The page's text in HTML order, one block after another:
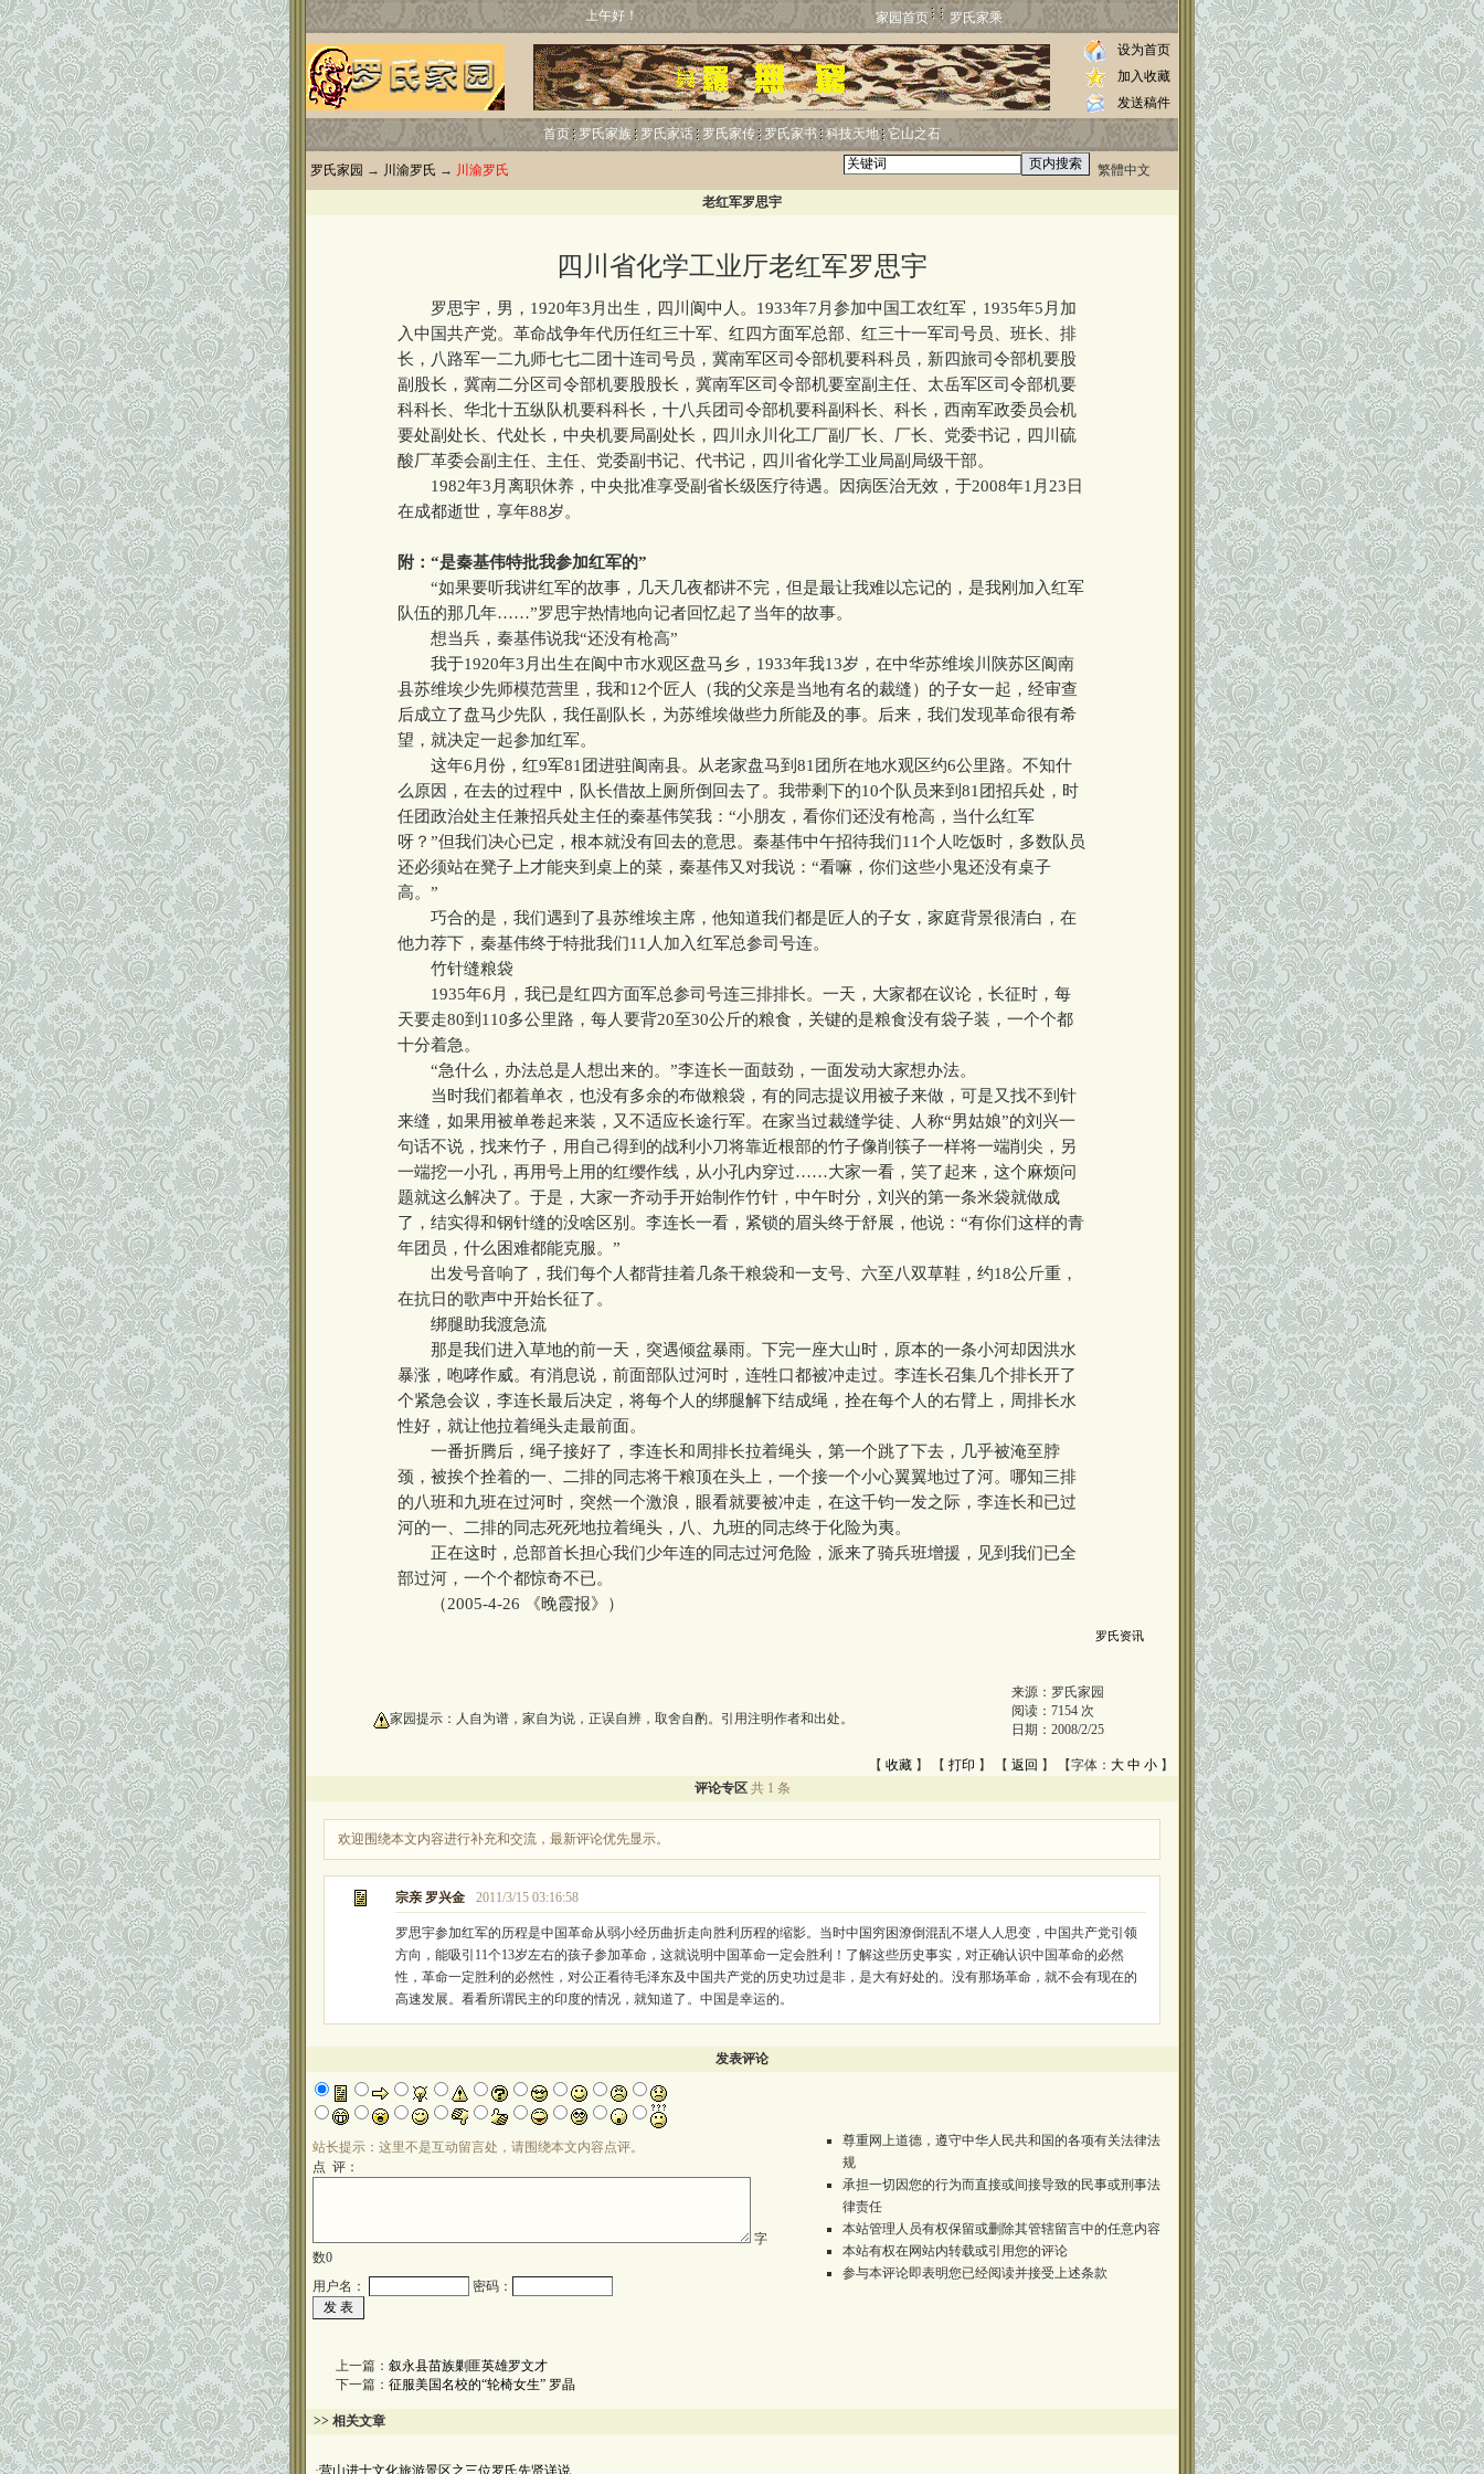
上午好！ 家园首页 罗氏家乘
设为首页
加入收藏
发送稿件
首页 罗氏家族 罗氏家话 罗氏家传 罗氏家书 科技天地 它山之石
罗氏家园 → 川渝罗氏 → 川渝罗氏 繁體中文
老红军罗思宇
四川省化学工业厅老红军罗思宇
罗思宇，男，1920年3月出生，四川阆中人。1933年7月参加中国工农红军，1935年5月加
入中国共产党。革命战争年代历任红三十军、红四方面军总部、红三十一军司号员、班长、排
长，八路军一二九师七七二团十连司号员，冀南军区司令部机要科科员，新四旅司令部机要股
副股长，冀南二分区司令部机要股股长，冀南军区司令部机要室副主任、太岳军区司令部机要
科科长、华北十五纵队机要科科长，十八兵团司令部机要科副科长、科长，西南军政委员会机
要处副处长、代处长，中央机要局副处长，四川永川化工厂副厂长、厂长、党委书记，四川硫
酸厂革委会副主任、主任、党委副书记、代书记，四川省化学工业局副局级干部。
1982年3月离职休养，中央批准享受副省长级医疗待遇。因病医治无效，于2008年1月23日
在成都逝世，享年88岁。
附：“是秦基伟特批我参加红军的”
“如果要听我讲红军的故事，几天几夜都讲不完，但是最让我难以忘记的，是我刚加入红军
队伍的那几年……”罗思宇热情地向记者回忆起了当年的故事。
想当兵，秦基伟说我“还没有枪高”
我于1920年3月出生在阆中市水观区盘马乡，1933年我13岁，在中华苏维埃川陕苏区阆南
县苏维埃少先师模范营里，我和12个匠人（我的父亲是当地有名的裁缝）的子女一起，经审查
后成立了盘马少先队，我任副队长，为苏维埃做些力所能及的事。后来，我们发现革命很有希
望，就决定一起参加红军。
这年6月份，红9军81团进驻阆南县。从老家盘马到81团所在地水观区约6公里路。不知什
么原因，在去的过程中，队长借故上厕所倒回去了。我带剩下的10个队员来到81团招兵处，时
任团政治处主任兼招兵处主任的秦基伟笑我：“小朋友，看你们还没有枪高，当什么红军
呀？”但我们决心已定，根本就没有回去的意思。秦基伟中午招待我们11个人吃饭时，多数队员
还必须站在凳子上才能夹到桌上的菜，秦基伟又对我说：“看嘛，你们这些小鬼还没有桌子
高。”
巧合的是，我们遇到了县苏维埃主席，他知道我们都是匠人的子女，家庭背景很清白，在
他力荐下，秦基伟终于特批我们11人加入红军总参司号连。
竹针缝粮袋
1935年6月，我已是红四方面军总参司号连三排排长。一天，大家都在议论，长征时，每
天要走80到110多公里路，每人要背20至30公斤的粮食，关键的是粮食没有袋子装，一个个都
十分着急。
“急什么，办法总是人想出来的。”李连长一面鼓劲，一面发动大家想办法。
当时我们都着单衣，也没有多余的布做粮袋，有的同志提议用被子来做，可是又找不到针
来缝，如果用被单卷起来装，又不适应长途行军。在家当过裁缝学徒、人称“男姑娘”的刘兴一
句话不说，找来竹子，用自己得到的战利小刀将靠近根部的竹子像削筷子一样将一端削尖，另
一端挖一小孔，再用号上用的红缨作线，从小孔内穿过……大家一看，笑了起来，这个麻烦问
题就这么解决了。于是，大家一齐动手开始制作竹针，中午时分，刘兴的第一条米袋就做成
了，结实得和钢针缝的没啥区别。李连长一看，紧锁的眉头终于舒展，他说：“有你们这样的青
年团员，什么困难都能克服。”
出发号音响了，我们每个人都背挂着几条干粮袋和一支号、六至八双草鞋，约18公斤重，
在抗日的歌声中开始长征了。
绑腿助我渡急流
那是我们进入草地的前一天，突遇倾盆暴雨。下完一座大山时，原本的一条小河却因洪水
暴涨，咆哮作威。有消息说，前面部队过河时，连牲口都被冲走过。李连长召集几个排长开了
个紧急会议，李连长最后决定，将每个人的绑腿解下结成绳，拴在每个人的右臂上，周排长水
性好，就让他拉着绳头走最前面。
一番折腾后，绳子接好了，李连长和周排长拉着绳头，第一个跳了下去，几乎被淹至脖
颈，被挨个拴着的一、二排的同志将干粮顶在头上，一个接一个小心翼翼地过了河。哪知三排
的八班和九班在过河时，突然一个激浪，眼看就要被冲走，在这千钧一发之际，李连长和已过
河的一、二排的同志死死地拉着绳头，八、九班的同志终于化险为夷。
正在这时，总部首长担心我们少年连的同志过河危险，派来了骑兵班增援，见到我们已全
部过河，一个个都惊奇不已。
（2005-4-26 《晚霞报》）
罗氏资讯
家园提示：人自为谱，家自为说，正误自辨，取舍自酌。引用注明作者和出处。
来源： 罗氏家园
阅读： 7154 次
日期： 2008/2/25
【 收藏 】 【 打印 】 【 返回 】 【字体： 大 中 小 】
评论专区 共 1 条
欢迎围绕本文内容进行补充和交流，最新评论优先显示。
宗亲 罗兴金 2011/3/15 03:16:58
罗思宇参加红军的历程是中国革命从弱小经历曲折走向胜利历程的缩影。当时中国穷困潦倒混乱不堪人人思变，中国共产党引领
方向，能吸引11个13岁左右的孩子参加革命，这就说明中国革命一定会胜利！了解这些历史事实，对正确认识中国革命的必然
性，革命一定胜利的必然性，对公正看待毛泽东及中国共产党的历史功过是非，是大有好处的。没有那场革命，就不会有现在的
高速发展。看看所谓民主的印度的情况，就知道了。中国是幸运的。
发表评论
站长提示：这里不是互动留言处，请围绕本文内容点评。
点 评：
字
数0
用户名：
密码：
尊重网上道德，遵守中华人民共和国的各项有关法律法
规
承担一切因您的行为而直接或间接导致的民事或刑事法
律责任
本站管理人员有权保留或删除其管辖留言中的任意内容
本站有权在网站内转载或引用您的评论
参与本评论即表明您已经阅读并接受上述条款
上一篇： 叙永县苗族剿匪英雄罗文才
下一篇： 征服美国名校的“轮椅女生” 罗晶
>> 相关文章
·营山进士文化旅游景区之三位罗氏先贤详说